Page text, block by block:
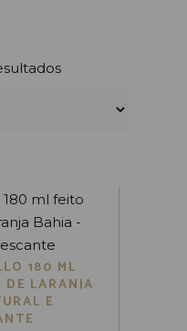
180 ML
DE LARANJA
E